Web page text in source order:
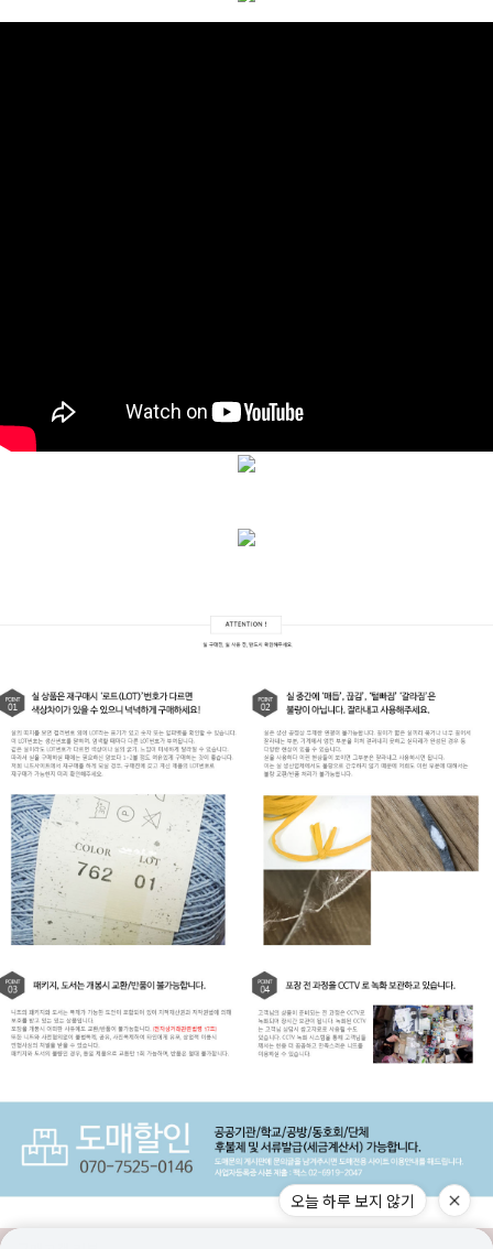
오늘 하루 보지 않기